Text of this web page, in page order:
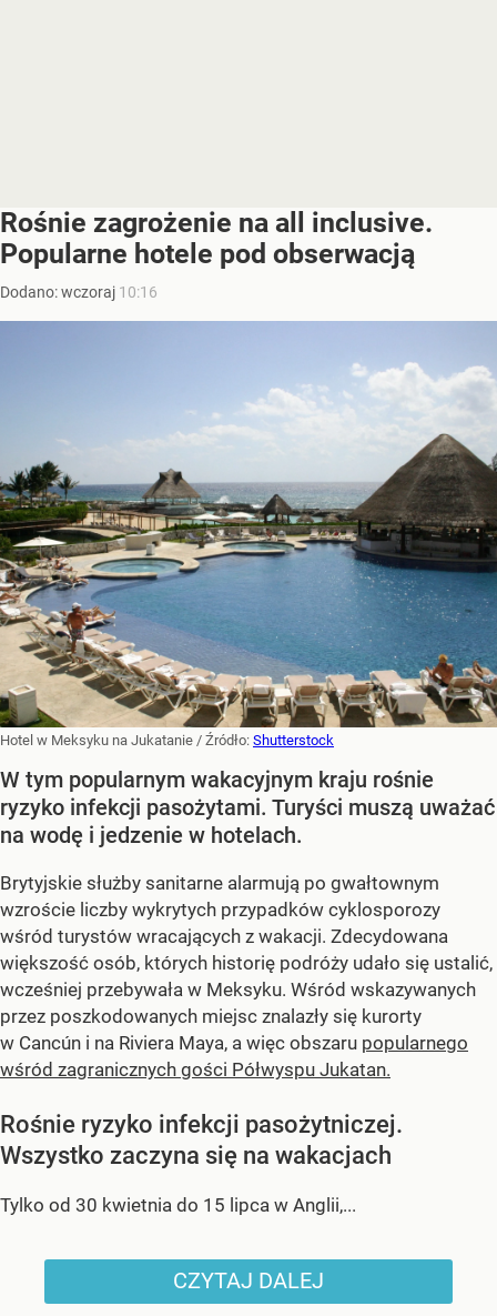
Rośnie zagrożenie na all inclusive.
Popularne hotele pod obserwacją
Dodano:wczoraj 10:16
Hotel w Meksyku na Jukatanie / Źródło: Shutterstock
W tym popularnym wakacyjnym kraju rośnie
ryzyko infekcji pasożytami. Turyści muszą uważać
na wodę i jedzenie w hotelach.
Brytyjskie służby sanitarne alarmują po gwałtownym
wzroście liczby wykrytych przypadków cyklosporozy
wśród turystów wracających z wakacji. Zdecydowana
większość osób, których historię podróży udało się ustalić,
wcześniej przebywała w Meksyku. Wśród wskazywanych
przez poszkodowanych miejsc znalazły się kurorty
w Cancún i na Riviera Maya, a więc obszaru popularnego
wśród zagranicznych gości Półwyspu Jukatan.
Rośnie ryzyko infekcji pasożytniczej.
Wszystko zaczyna się na wakacjach
Tylko od 30 kwietnia do 15 lipca w Anglii,...
CZYTAJ DALEJ